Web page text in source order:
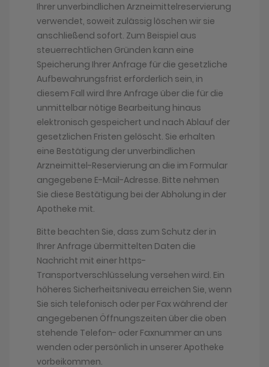
Ihrer unverbindlichen Arzneimittelreservierung
verwendet, soweit zulässig löschen wir sie
anschließend sofort. Zum Beispiel aus
steuerrechtlichen Gründen kann eine
Speicherung Ihrer Anfrage für die gesetzliche
Aufbewahrungsfrist erforderlich sein, in
diesem Fall wird Ihre Anfrage über die für die
unmittelbar nötige Bearbeitung hinaus
elektronisch gespeichert und nach Ablauf der
gesetzlichen Fristen gelöscht. Sie erhalten
eine Bestätigung der unverbindlichen
Arzneimittel-Reservierung an die im Formular
angegebene E-Mail-Adresse. Bitte nehmen
Sie diese Bestätigung bei der Abholung in der
Apotheke mit.
Bitte beachten Sie, dass zum Schutz der in
Ihrer Anfrage übermittelten Daten die
Nachricht mit einer https-
Transportverschlüsselung versehen wird. Ein
höheres Sicherheitsniveau erreichen Sie, wenn
Sie sich telefonisch oder per Fax während der
angegebenen Öffnungszeiten über die oben
stehende Telefon- oder Faxnummer an uns
wenden oder persönlich in unserer Apotheke
vorbeikommen.